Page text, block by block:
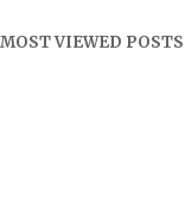
MOST VIEWED POSTS